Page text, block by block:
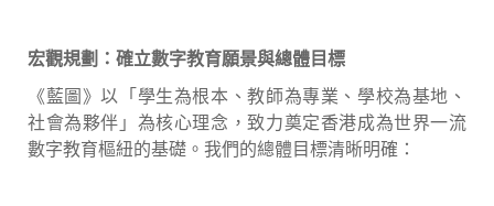
宏觀規劃：確立數字教育願景與總體目標
《藍圖》以「學生為根本、教師為專業、學校為基地、
社會為夥伴」為核心理念，致力奠定香港成為世界一流
數字教育樞紐的基礎。我們的總體目標清晰明確：